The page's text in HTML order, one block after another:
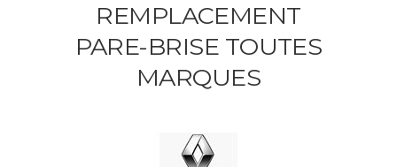
REMPLACEMENT
PARE-BRISE TOUTES
MARQUES